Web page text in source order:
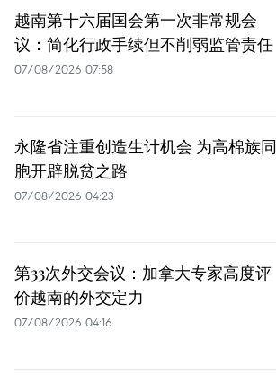
越南第十六届国会第一次非常规会
议：简化行政手续但不削弱监管责任
07/08/2026 07:58
永隆省注重创造生计机会 为高棉族同
胞开辟脱贫之路
07/08/2026 04:23
第33次外交会议：加拿大专家高度评
价越南的外交定力
07/08/2026 04:16